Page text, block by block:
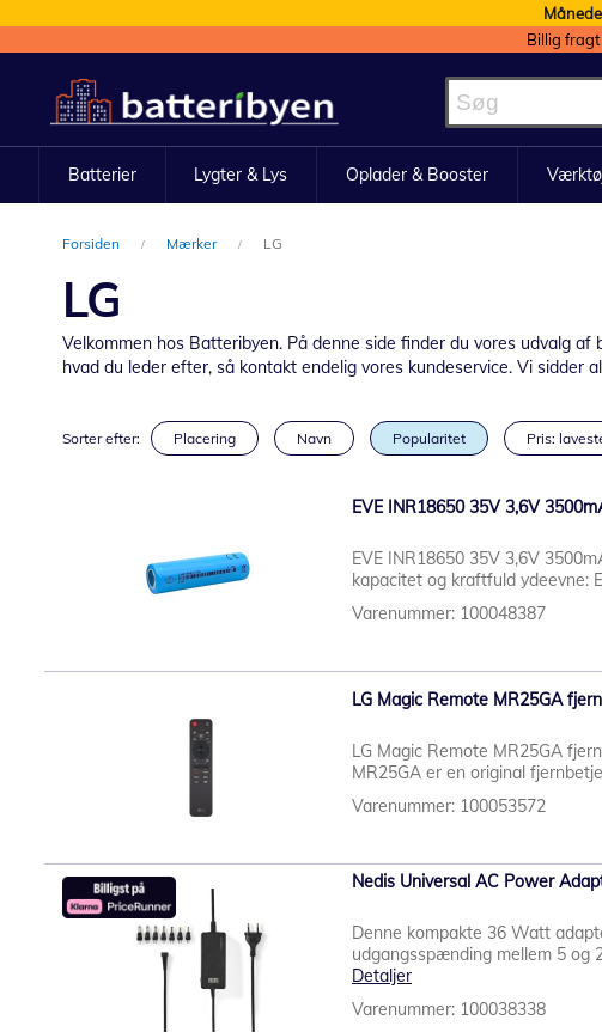
Billig
to
Content
Batterier Lygter & Lys Oplader & Booster
Forsiden Mærker LG
LG
Velkommen hos Batteribyen. På denne side finder du vores udvalg
hvad du leder efter, så kontakt endelig vores kundeservice. Vi
Sorter efter: Placering Navn Popularitet Pris:
EVE INR18650 35V 3,6V
EVE INR18650 35V 3,6V
kapacitet og kraftfuld ydeevne:
Varenummer: 100048387
LG Magic Remote MR25GA
LG Magic Remote MR25GA
MR25GA er en original
Varenummer: 100053572
Nedis Universal AC Power
Denne kompakte 36 Watt
udgangsspænding mellem 5 og
Detaljer
Varenummer: 100038338